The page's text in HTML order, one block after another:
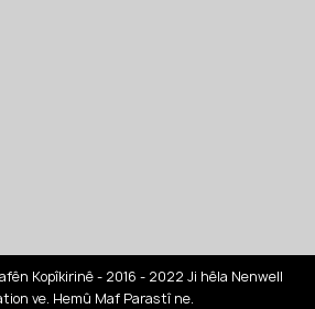
Kopîkirinê - 2016 - 2022 Ji hêla Nenwell
ve. Hemû Maf Parastî ne.